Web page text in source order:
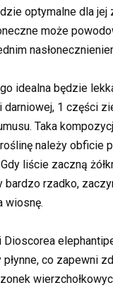
optymalne dla
może
idealna będzie
darniowej, 1 części
Taka
należy obficie
liście zaczną
rzadko,
wiosnę.
Dioscorea
co zapewni